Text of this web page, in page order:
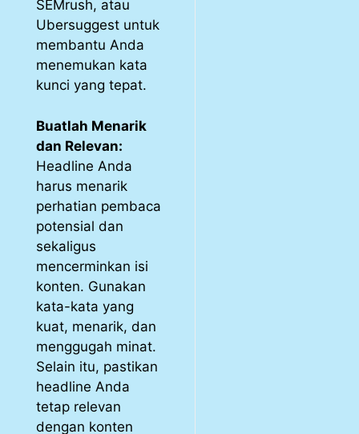
SEMrush, atau
Ubersuggest untuk
membantu Anda
menemukan kata
kunci yang tepat.
Buatlah Menarik
dan Relevan:
Headline Anda
harus menarik
perhatian pembaca
potensial dan
sekaligus
mencerminkan isi
konten. Gunakan
kata-kata yang
kuat, menarik, dan
menggugah minat.
Selain itu, pastikan
headline Anda
tetap relevan
dengan konten